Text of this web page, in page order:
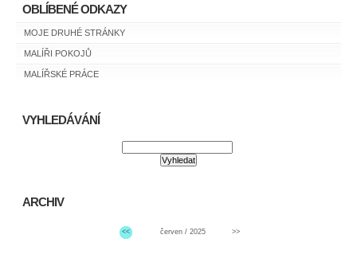
OBLÍBENÉ ODKAZY
MOJE DRUHÉ STRÁNKY
MALÍŘI POKOJŮ
MALÍŘSKÉ PRÁCE
VYHLEDÁVÁNÍ
ARCHIV
<< červen / 2025 >>